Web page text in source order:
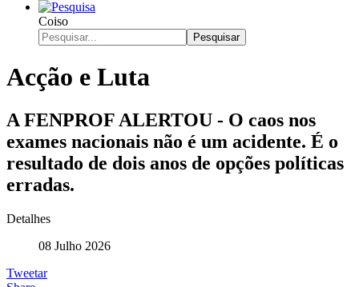
Coiso
Pesquisar
Acção e Luta
A FENPROF ALERTOU - O caos nos
exames nacionais não é um acidente. É o
resultado de dois anos de opções políticas
erradas.
Detalhes
08 Julho 2026
Tweetar